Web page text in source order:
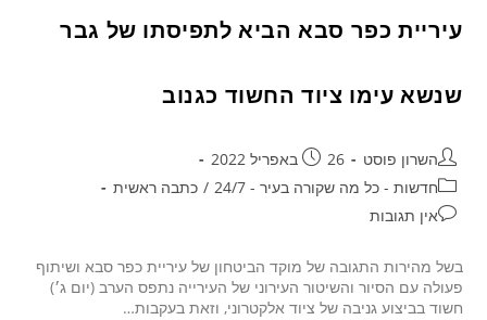
עיריית כפר סבא הביא לתפיסתו של גבר
שנשא עימו ציוד החשוד כגנוב
השרון פוסט
26 באפריל 2022
חדשות - כל מה שקורה בעיר - 24/7
/ כתבה ראשית
אין תגובות
בשל מהירות התגובה של מוקד הביטחון של עיריית כפר סבא ושיתוף
פעולה עם הסיור והשיטור העירוני של העירייה נתפס הערב (יום ג׳)
חשוד בביצוע גניבה של ציוד אלקטרוני, וזאת בעקבות…